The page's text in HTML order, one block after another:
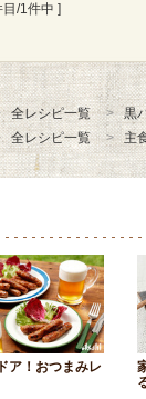
/1件中 ]
全レシピ一覧
黒
全レシピ一覧 主
ア！おつまみレ